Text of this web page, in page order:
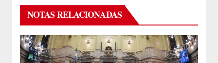
NOTAS RELACIONADAS